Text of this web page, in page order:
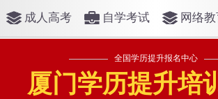
成人高考 自学考试 网络
全国学历提升报名中心
厦门学历提升培